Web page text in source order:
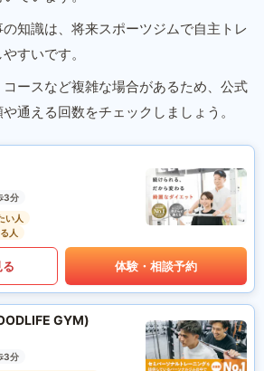
知識は、将来スポーツジムで自主トレ
すいです。
ースなど複雑な場合があるため、公式
通える回数をチェックしましょう。
3分
い人
人
体験・相談予約
GYM)
3分